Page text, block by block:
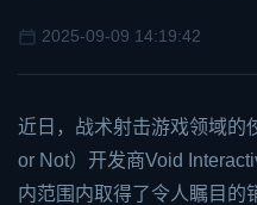
2025-09-09 14:19:42
近日，战术射击游戏领域的
or Not）开发商Void
内范围内取得了令人瞩目的